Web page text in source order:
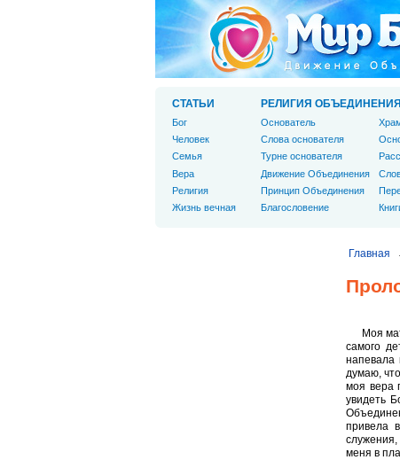
Главная
Моя
самого
напевала
думаю,
моя вера
увидеть
привела
служения,
меня в
СТАТЬИ
Бог
Человек
Cемья
Вера
Религия
Жизнь вечная
РЕЛИГИЯ ОБЪЕДИНЕНИЯ
Основатель
Слова основателя
Турне основателя
Движение Объединения
Принцип Объединения
Благословение